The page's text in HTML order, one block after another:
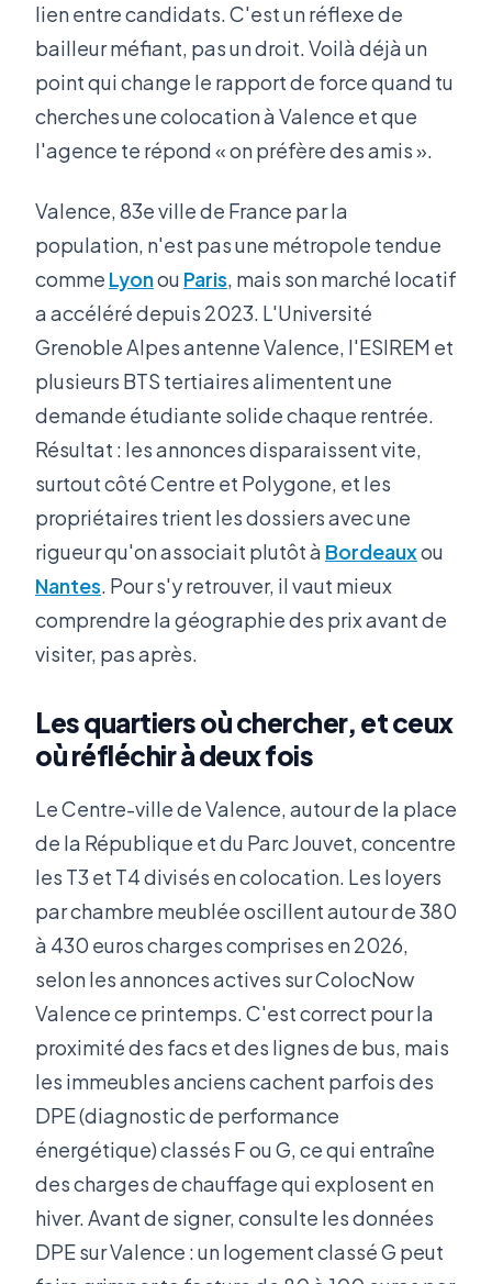
lien entre candidats. C'est un réflexe de
bailleur méfiant, pas un droit. Voilà déjà un
point qui change le rapport de force quand tu
cherches une colocation à Valence et que
l'agence te répond « on préfère des amis ».
Valence, 83e ville de France par la
population, n'est pas une métropole tendue
comme Lyonou Paris, mais son marché locatif
a accéléré depuis 2023. L'Université
Grenoble Alpes antenne Valence, l'ESIREM et
plusieurs BTS tertiaires alimentent une
demande étudiante solide chaque rentrée.
Résultat : les annonces disparaissent vite,
surtout côté Centre et Polygone, et les
propriétaires trient les dossiers avec une
rigueur qu'on associait plutôt à Bordeauxou
Nantes. Pour s'y retrouver, il vaut mieux
comprendre la géographie des prix avant de
visiter, pas après.
Les quartiers où chercher, et ceux
où réfléchir à deux fois
Le Centre-ville de Valence, autour de la place
de la République et du Parc Jouvet, concentre
les T3 et T4 divisés en colocation. Les loyers
par chambre meublée oscillent autour de 380
à 430 euros charges comprises en 2026,
selon les annonces actives sur ColocNow
Valence ce printemps. C'est correct pour la
proximité des facs et des lignes de bus, mais
les immeubles anciens cachent parfois des
DPE (diagnostic de performance
énergétique) classés F ou G, ce qui entraîne
des charges de chauffage qui explosent en
hiver. Avant de signer, consulte les données
DPE sur Valence : un logement classé G peut